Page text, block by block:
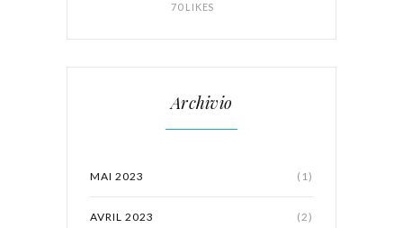
70 LIKES
Archivio
MAI 2023 (1)
AVRIL 2023 (2)